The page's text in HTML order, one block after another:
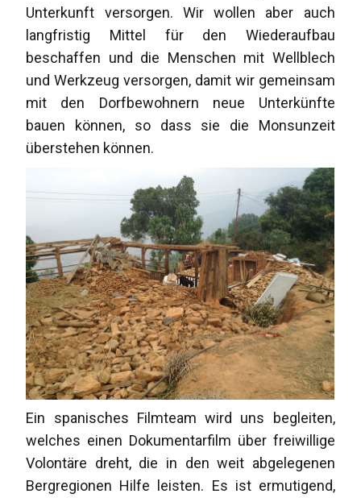
Unterkunft versorgen. Wir wollen aber auch
langfristig Mittel für den Wiederaufbau
beschaffen und die Menschen mit Wellblech
und Werkzeug versorgen, damit wir gemeinsam
mit den Dorfbewohnern neue Unterkünfte
bauen können, so dass sie die Monsunzeit
überstehen können.
Ein spanisches Filmteam wird uns begleiten,
welches einen Dokumentarfilm über freiwillige
Volontäre dreht, die in den weit abgelegenen
Bergregionen Hilfe leisten. Es ist ermutigend,